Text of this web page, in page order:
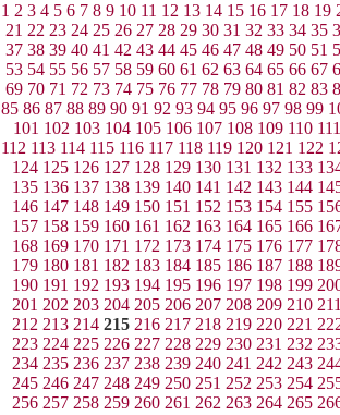
1 2 3 4 5 6 7 8 9 10 11 12 13 14 15 16 17 18 19
21 22 23 24 25 26 27 28 29 30 31 32 33 34 35
37 38 39 40 41 42 43 44 45 46 47 48 49 50 51
53 54 55 56 57 58 59 60 61 62 63 64 65 66 67
69 70 71 72 73 74 75 76 77 78 79 80 81 82 83
85 86 87 88 89 90 91 92 93 94 95 96 97 98 99
101 102 103 104 105 106 107 108 109 110 111
112 113 114 115 116 117 118 119 120 121 122
124 125 126 127 128 129 130 131 132 133
135 136 137 138 139 140 141 142 143 144
146 147 148 149 150 151 152 153 154 155
157 158 159 160 161 162 163 164 165 166
168 169 170 171 172 173 174 175 176 177
179 180 181 182 183 184 185 186 187 188
190 191 192 193 194 195 196 197 198 199
201 202 203 204 205 206 207 208 209 210
212 213 214 215 216 217 218 219 220 221
223 224 225 226 227 228 229 230 231 232
234 235 236 237 238 239 240 241 242 243
245 246 247 248 249 250 251 252 253 254
256 257 258 259 260 261 262 263 264 265